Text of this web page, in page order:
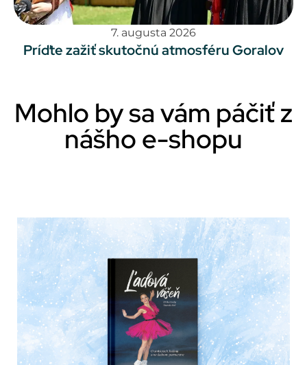
7. augusta 2026
Príďte zažiť skutočnú atmosféru Goralov
Mohlo by sa vám páčiť z
nášho e-shopu